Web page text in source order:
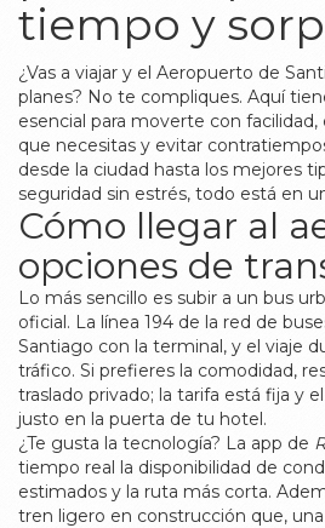
tiempo y
¿Vas a viajar y el Aeropuerto de
planes? No te compliques. Aquí
esencial para moverte con
que necesitas y evitar
desde la ciudad hasta los mejores
seguridad sin estrés, todo está en
Cómo llegar al
opciones de
Lo más sencillo es subir a un bus
oficial. La línea 194 de la red de
Santiago con la terminal, y el viaje
tráfico. Si prefieres la comodidad,
traslado privado; la tarifa está fija y
justo en la puerta de tu hotel.
¿Te gusta la tecnología? La app de
tiempo real la disponibilidad de
estimados y la ruta más corta.
tren ligero en construcción que,